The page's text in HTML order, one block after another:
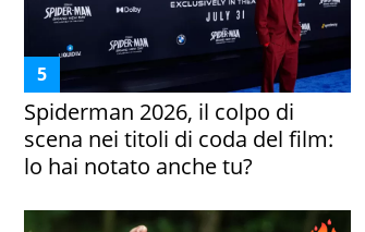
Spiderman 2026, il colpo di
scena nei titoli di coda del film:
lo hai notato anche tu?